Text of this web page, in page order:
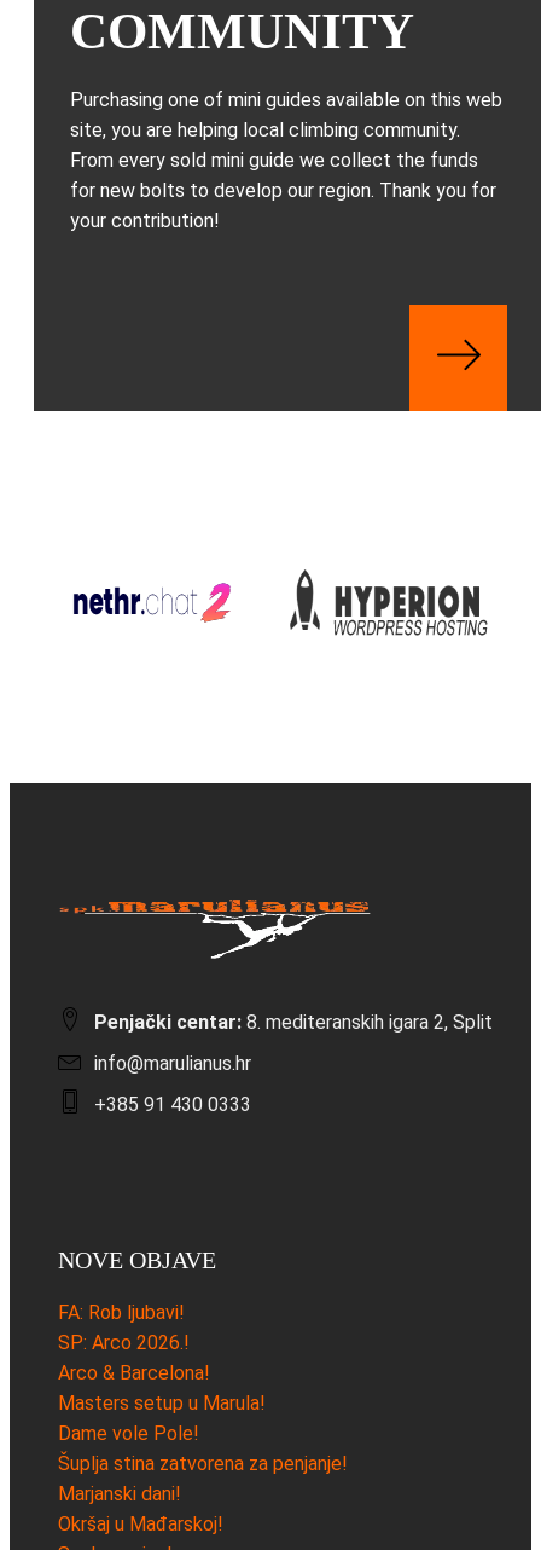
COMMUNITY
Purchasing one of mini guides available on this web
site, you are helping local climbing community.
From every sold mini guide we collect the funds
for new bolts to develop our region. Thank you for
your contribution!
Penjački centar: 8. mediteranskih igara 2, Split
info@marulianus.hr
+385 91 430 0333
NOVE OBJAVE
FA: Rob ljubavi!
SP: Arco 2026.!
Arco & Barcelona!
Masters setup u Marula!
Dame vole Pole!
Šuplja stina zatvorena za penjanje!
Marjanski dani!
Okršaj u Mađarskoj!